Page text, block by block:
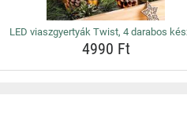
LED viaszgyertyák Twist, 4 darabos
4990 Ft